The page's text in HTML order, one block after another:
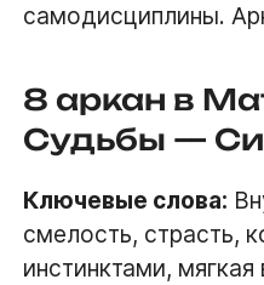
самодисциплины.
8 аркан в
Судьбы —
Ключевые слова:
смелость, страсть,
инстинктами,